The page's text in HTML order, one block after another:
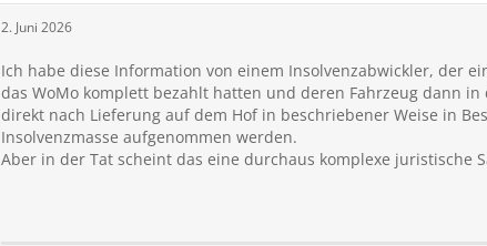
2. Juni 2026
Ich habe diese Information von einem Insolvenzabwickler, der
das WoMo komplett bezahlt hatten und deren Fahrzeug dann
direkt nach Lieferung auf dem Hof in beschriebener Weise in
Insolvenzmasse aufgenommen werden.
Aber in der Tat scheint das eine durchaus komplexe juristische